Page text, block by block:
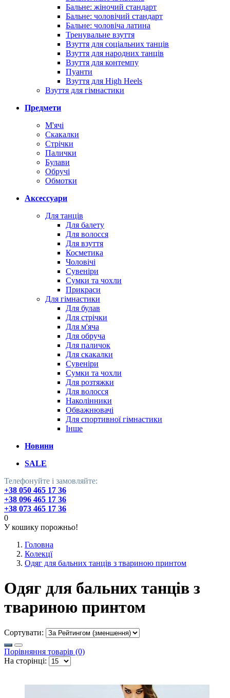
Бальне: жіночий стандарт
Бальне: чоловічий стандарт
Бальне: чоловіча латина
Тренувальне взуття
Взуття для соціальних танців
Взуття для народних танців
Взуття для контемпу
Пуанти
Взуття для High Heels
Взуття для гімнастики
Предмети
М'ячі
Скакалки
Стрічки
Палички
Булави
Обручі
Обмотки
Аксессуари
Для танців
Для балету
Для волосся
Для взуття
Косметика
Чоловічі
Сувеніри
Сумки та чохли
Прикраси
Для гімнастики
Для булав
Для стрічки
Для м'яча
Для обруча
Для паличок
Для скакалки
Сувеніри
Сумки та чохли
Для розтяжки
Для волосся
Наколінники
Обважнювачі
Для спортивної гімнастики
Інше
Новини
SALE
Телефонуйте і замовляйте:
+38 050 465 17 36
+38 096 465 17 36
+38 073 465 17 36
0
У кошику порожньо!
Головна
Колекцї
Одяг для бальних танців з твариною принтом
Одяг для бальних танців з
твариною принтом
Сортувати:
Порівняння товарів (0)
На сторінці: